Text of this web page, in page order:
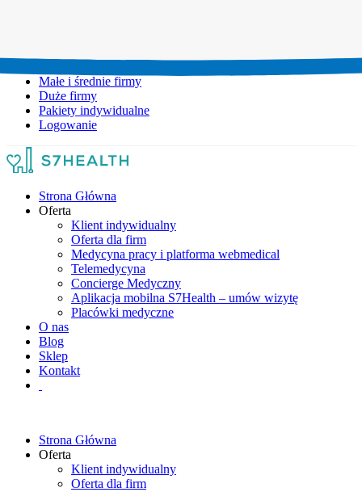
Małe i średnie firmy
Duże firmy
Pakiety indywidualne
Logowanie
Strona Główna
Oferta
Klient indywidualny
Oferta dla firm
Medycyna pracy i platforma webmedical
Telemedycyna
Concierge Medyczny
Aplikacja mobilna S7Health – umów wizytę
Placówki medyczne
O nas
Blog
Sklep
Kontakt
Strona Główna
Oferta
Klient indywidualny
Oferta dla firm